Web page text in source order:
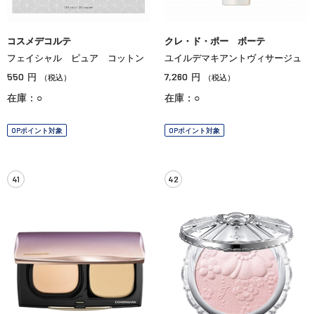
コスメデコルテ
フェイシャル ピュア コットン
550 円 （税込）
在庫：○
OPポイント対象
クレ・ド・ポー ボーテ
ユイルデマキアントヴィサージュ
7,260 円 （税込）
在庫：○
OPポイント対象
41 42